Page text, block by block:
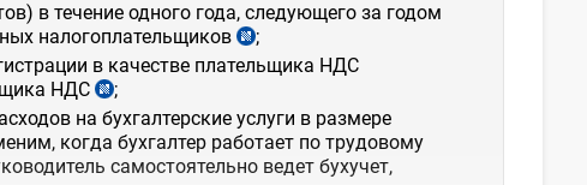
в течение одного года, следующего за годом
налогоплательщиков
;
в качестве плательщика НДС
НДС
;
на бухгалтерские услуги в размере
когда бухгалтер работает по трудовому
самостоятельно ведет бухучет,